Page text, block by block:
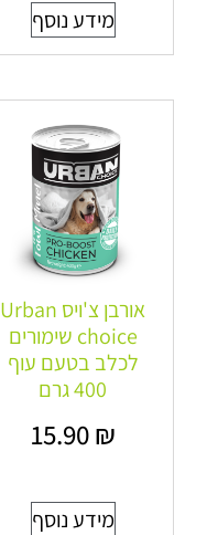
מידע נוסף
אורבן צ'ויס Urban
choice שימורים
לכלב בטעם עוף
400 גרם
15.90₪
מידע נוסף